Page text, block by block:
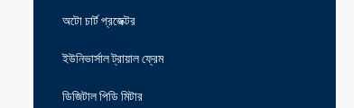
অটো চার্ট প্রজেক্টর
ইউনিভার্সাল ট্রায়াল ফ্রেম
ডিজিটাল পিডি মিটার